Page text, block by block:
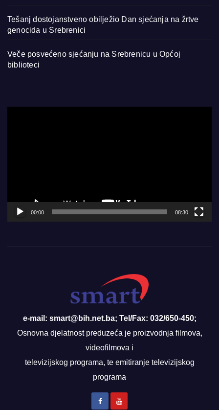
Tešanj dostojanstveno obilježio Dan sjećanja na žrtve
genocida u Srebrenici
Veče posvećeno sjećanju na Srebrenicu u Općoj
biblioteci
00:00 08:30
e-mail: smart@bih.net.ba; Tel/Fax: 032/650-450;
Osnovna djelatnost preduzeća je proizvodnja filmova,
videofilmova i
televizijskog programa, te emitiranje televizijskog
programa